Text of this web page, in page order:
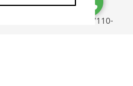
- SP - CEP: 07110-